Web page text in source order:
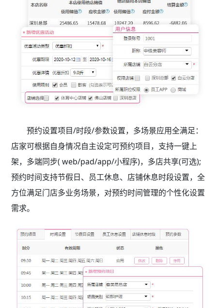
预约设置项目/时段/参数设置，多场景应用全满足：
店家可根据自身情况自主设定可预约项目，支持一键上
架，多端同步( web/pad/app/小程序)，多店共享(可选);
预约时间支持节假日、员工休息、店铺休息时段设置，全
方位满足门店多业务场景，对预约时间管理的个性化设置
需求。